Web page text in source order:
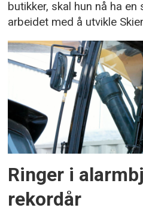
butikker, skal hun nå ha
arbeidet med å utvikle
Ringer i
rekordår